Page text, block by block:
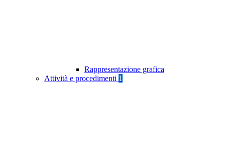
Rappresentazione grafica
Attività e procedimenti 1